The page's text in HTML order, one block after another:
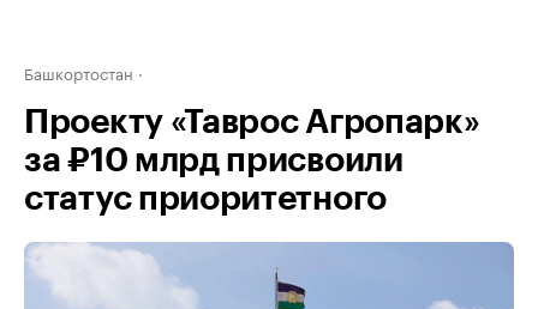
Башкортостан
Проекту «Таврос Агропарк»
за ₽10 млрд присвоили
статус приоритетного